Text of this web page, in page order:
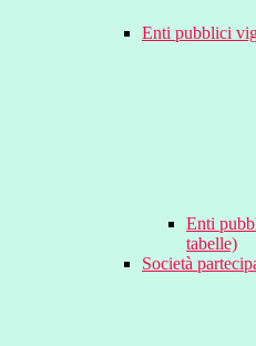
Enti pubblici
Enti
tabelle)
Società